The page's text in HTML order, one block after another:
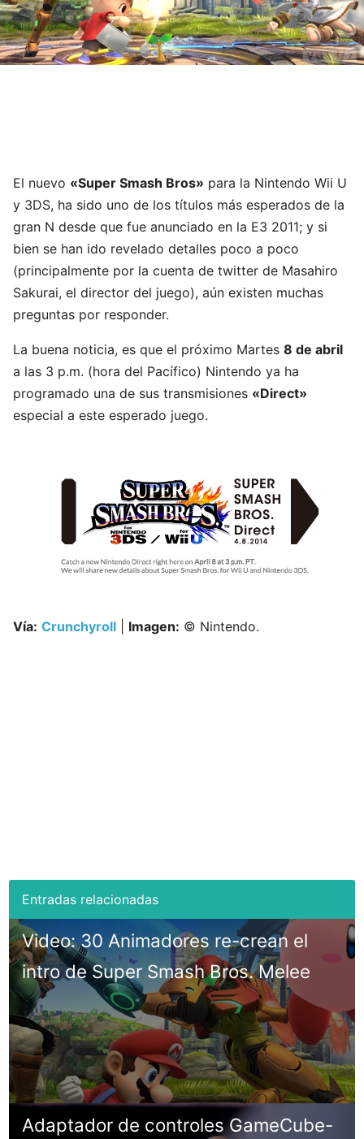
El nuevo «Super Smash Bros» para la Nintendo Wii U
y 3DS, ha sido uno de los títulos más esperados de la
gran N desde que fue anunciado en la E3 2011; y si
bien se han ido revelado detalles poco a poco
(principalmente por la cuenta de twitter de Masahiro
Sakurai, el director del juego), aún existen muchas
preguntas por responder.
La buena noticia, es que el próximo Martes 8 de abril
a las 3 p.m. (hora del Pacífico) Nintendo ya ha
programado una de sus transmisiones «Direct»
especial a este esperado juego.
Vía: Crunchyroll Imagen: © Nintendo.
Video: 30 Animadores re-crean el
intro de Super Smash Bros. Melee
Adaptador de controles GameCube-